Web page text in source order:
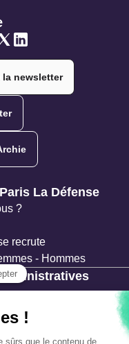
newsletter
La Défense
?
recrute
- Hommes